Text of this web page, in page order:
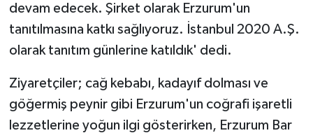
devam edecek. Şirket olarak Erzurum'un
tanıtılmasına katkı sağlıyoruz. İstanbul 2020 A.Ş.
olarak tanıtım günlerine katıldık' dedi.
Ziyaretçiler; cağ kebabı, kadayıf dolması ve
göğermiş peynir gibi Erzurum'un coğrafi işaretli
lezzetlerine yoğun ilgi gösterirken, Erzurum Bar